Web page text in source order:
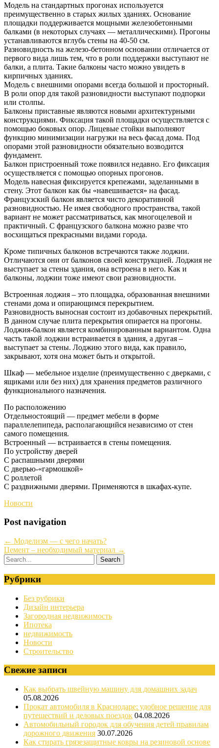
Модель на стандартных прогонах используется
преимущественно в старых жилых зданиях. Основание
площадки поддерживается мощными железобетонными
балками (в некоторых случаях — металлическими). Прогоны
устанавливаются вглубь стены на 40-50 см.
Разновидность на железо-бетонном основании отличается от
первого вида лишь тем, что в роли поддержки выступают не
балки, а плита. Такие балконы часто можно увидеть в
кирпичных зданиях.
Модель с внешними опорами всегда большой и просторный.
В роли опор для такой разновидности выступают подпорки
или столпы.
Балконы приставные являются новыми архитектурными
конструкциями. Фиксация такой площадки осуществляется с
помощью боковых опор. Лицевые стойки выполняют
функцию минимизации нагрузки на весь фасад дома. Под
опорами этой разновидности обязательно возводится
фундамент.
Балкон пристроенный тоже появился недавно. Его фиксация
осуществляется с помощью опорных прогонов.
Модель навесная фиксируется крепежами, заделанными в
стену. Этот балкон как бы «навешивается» на фасад.
Французский балкон является чисто декоративной
разновидностью. Не имея свободного пространства, такой
вариант не может рассматриваться, как многоцелевой и
практичный. С французского балкона можно разве что
восхищаться прекрасными видами города.
Кроме типичных балконов встречаются также лоджии.
Отличаются они от балконов своей конструкцией. Лоджия не
выступает за стены здания, она встроена в него. Как и
балконы, лоджии тоже имеют свои разновидности.
Встроенная лоджия – это площадка, образованная внешними
стенами дома и опирающимся перекрытием.
Разновидность выносная состоит из добавочных перекрытий.
В данном случае плита перекрытия опирается на прогоны.
Лоджия-балкон является комбинированным вариантом. Одна
часть такой лоджии встраивается в здания, а другая –
выступает за стены. Лоджию этого вида, как правило,
закрывают, хотя она может быть и открытой.
Шкаф — мебельное изделие (преимущественно с дверками, с
ящиками или без них) для хранения предметов различного
функционального назначения.
По расположению
Отдельностоящий — предмет мебели в форме
параллелепипеда, располагающийся независимо от стен
самого помещения.
Встроенный — встраивается в стены помещения.
По устройству дверей
С распашными дверями
С дверью-«гармошкой»
С роллетой
С раздвижными дверями. Применяются в шкафах-купе.
Новости
Post navigation
← Моделизм — с чего начать?
Цемент – необходимый материал →
Рубрики
Без рубрики
Дизайн интерьера
Загородная недвижимость
Ипотека
недвижимость
Новости
Строительство
Свежие записи
Как выбрать швейную машину для домашних задач
05.08.2026
Прокат автомобиля в Краснодаре: удобное решение для
путешествий и деловых поездок 04.08.2026
Автомобильный городок для обучения детей правилам
дорожного движения 30.07.2026
Как стирать грязезащитные ковры на резиновой основе